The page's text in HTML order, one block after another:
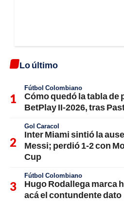
Lo último
Fútbol Colombiano
Cómo quedó la tabla de
BetPlay II-2026, tras
Gol Caracol
Inter Miami sintió la
Messi; perdió 1-2 con
Cup
Fútbol Colombiano
Hugo Rodallega marca
acá el contundente dato